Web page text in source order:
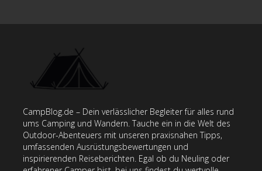
CampBlog.de – Dein verlässlicher Begleiter für alles rund
ums Camping und Wandern. Tauche ein in die Welt des
Outdoor-Abenteuers mit unseren praxisnahen Tipps,
umfassenden Ausrüstungsbewertungen und
inspirierenden Reiseberichten. Egal ob du Neuling oder